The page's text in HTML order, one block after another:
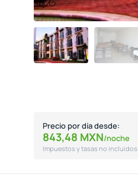
Precio por día desde:
843,48 MXN/noche
Impuestos y tasas no incluidos